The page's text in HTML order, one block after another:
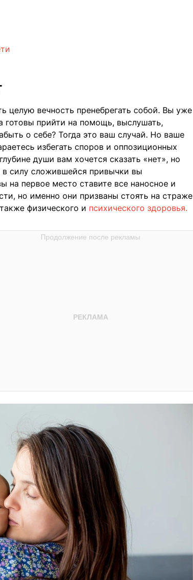
целую вечность пренебрегать собой. Вы уже
готовы прийти на помощь, выслушать,
о себе? Тогда это ваш случай. Но ваше
избегать споров и оппозиционных
души вам хочется сказать «нет», но
силу сложившейся привычки вы
на первое место ставите все наносное и
но именно они призваны стоять на страже
физического и психического здоровья.